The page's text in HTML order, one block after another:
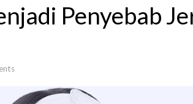
Penyebab